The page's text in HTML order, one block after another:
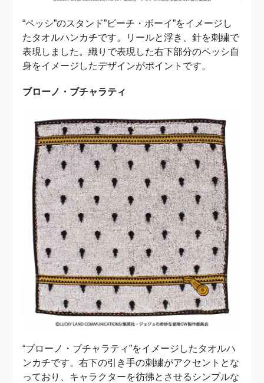
“ペッシ”のスタンド”ビーチ・ボーイ”をイメージし
たタオルハンカチです。リールと浮き、針を刺繍で
表現しました。織りで表現した右下部分のペッシ自
身をイメージしたデザインがポイントです。
ブローノ・ブチャラティ
“ブローノ・ブチャラティ”をイメージしたタオルハ
ンカチです。右下の引き手の刺繍がアクセントとな
っており、キャラクターを彷彿とさせるシンプルな